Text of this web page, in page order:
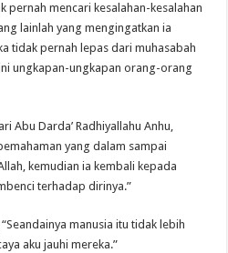
pernah mencari kesalahan-kesalahan
lainlah yang mengingatkan ia
tidak pernah lepas dari muhasabah
ungkapan-ungkapan orang-orang
Abu Darda’ Radhiyallahu Anhu,
yang dalam sampai
kemudian ia kembali kepada
terhadap dirinya.”
manusia itu tidak lebih
aku jauhi mereka.”